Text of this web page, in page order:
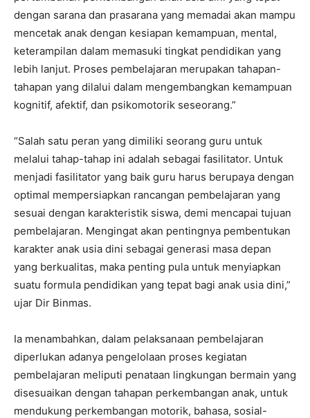
dengan sarana dan prasarana yang memadai akan mampu
mencetak anak dengan kesiapan kemampuan, mental,
keterampilan dalam memasuki tingkat pendidikan yang
lebih lanjut. Proses pembelajaran merupakan tahapan-
tahapan yang dilalui dalam mengembangkan kemampuan
kognitif, afektif, dan psikomotorik seseorang.”
“Salah satu peran yang dimiliki seorang guru untuk
melalui tahap-tahap ini adalah sebagai fasilitator. Untuk
menjadi fasilitator yang baik guru harus berupaya dengan
optimal mempersiapkan rancangan pembelajaran yang
sesuai dengan karakteristik siswa, demi mencapai tujuan
pembelajaran. Mengingat akan pentingnya pembentukan
karakter anak usia dini sebagai generasi masa depan
yang berkualitas, maka penting pula untuk menyiapkan
suatu formula pendidikan yang tepat bagi anak usia dini,”
ujar Dir Binmas.
Ia menambahkan, dalam pelaksanaan pembelajaran
diperlukan adanya pengelolaan proses kegiatan
pembelajaran meliputi penataan lingkungan bermain yang
disesuaikan dengan tahapan perkembangan anak, untuk
mendukung perkembangan motorik, bahasa, sosial-